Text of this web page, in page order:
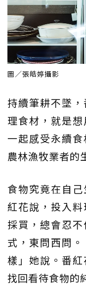
圖／張皓婷攝影
持續筆耕不墜
理食材，就是
一起感受永續
農林漁牧業者的
食物究竟在自
紅花說，投入
採買，總會忍
式，東問西問
樣」她說。番
找回看待食物的